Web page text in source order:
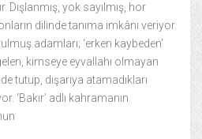
Dışlanmış, yok sayılmış, hor
dilinde tanıma imkânı veriyor.
adamları; ‘erken kaybeden’
kimseye eyvallahı olmayan
tutup, dışarıya atamadıkları
‘Bakır’ adlı kahramanın